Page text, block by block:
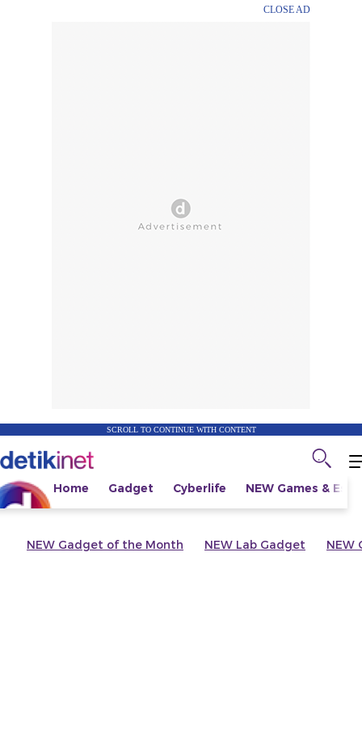
CLOSE AD
SCROLL TO CONTINUE WITH CONTENT
Home Gadget Cyberlife NEW Games &
NEW Gadget of the Month NEW Lab Gadget NEW